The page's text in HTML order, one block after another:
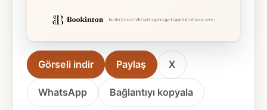
Görseli indir Paylaş X
WhatsApp Bağlantıyı kopyala